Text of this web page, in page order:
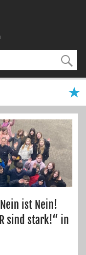
ist Nein!
sind stark!“ in